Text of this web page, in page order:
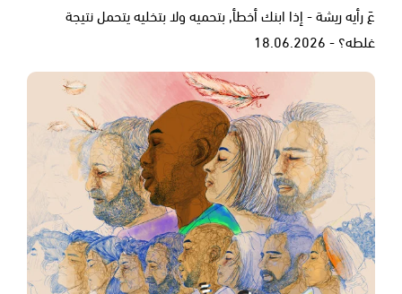
عَ رأيه ريشة - إذا ابنك أخطأ, بتحميه ولا بتخليه يتحمل نتيجة
غلطه؟ - 18.06.2026